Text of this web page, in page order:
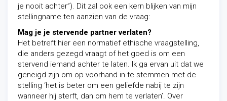
je nooit achter”). Dit zal ook een kern blijken van mijn
stellingname ten aanzien van de vraag:
Mag je je stervende partner verlaten?
Het betreft hier een normatief ethische vraagstelling,
die anders gezegd vraagt of het goed is om een
stervend iemand achter te laten. Ik ga ervan uit dat we
geneigd zijn om op voorhand in te stemmen met de
stelling ‘het is beter om een geliefde nabij te zijn
wanneer hij sterft, dan om hem te verlaten’. Over